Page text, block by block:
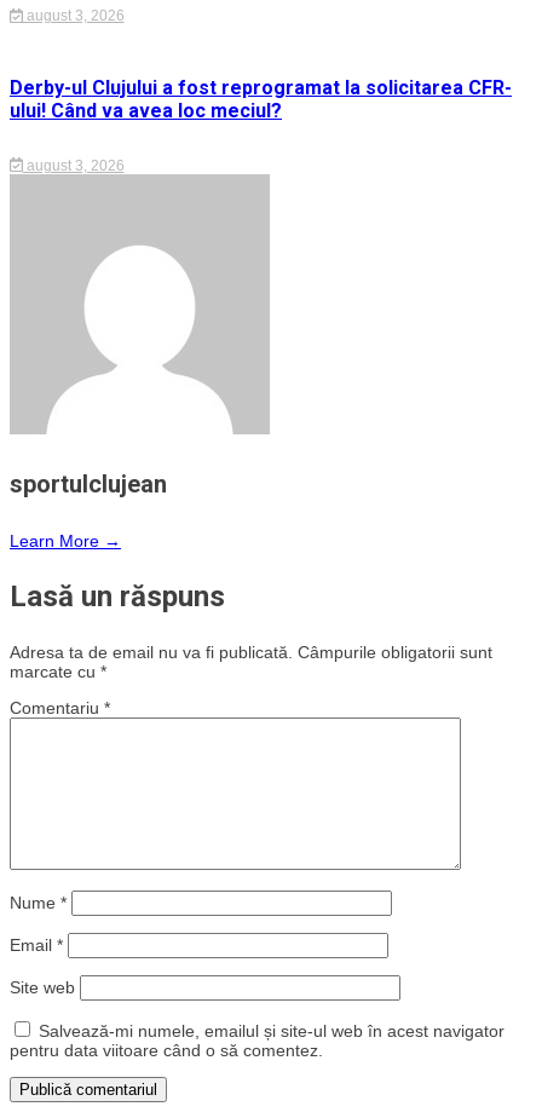
august 3, 2026
Derby-ul Clujului a fost reprogramat la solicitarea CFR-
ului! Când va avea loc meciul?
august 3, 2026
sportulclujean
Learn More →
Lasă un răspuns
Adresa ta de email nu va fi publicată. Câmpurile obligatorii sunt
marcate cu *
Comentariu *
Nume *
Email *
Site web
Salvează-mi numele, emailul și site-ul web în acest navigator
pentru data viitoare când o să comentez.